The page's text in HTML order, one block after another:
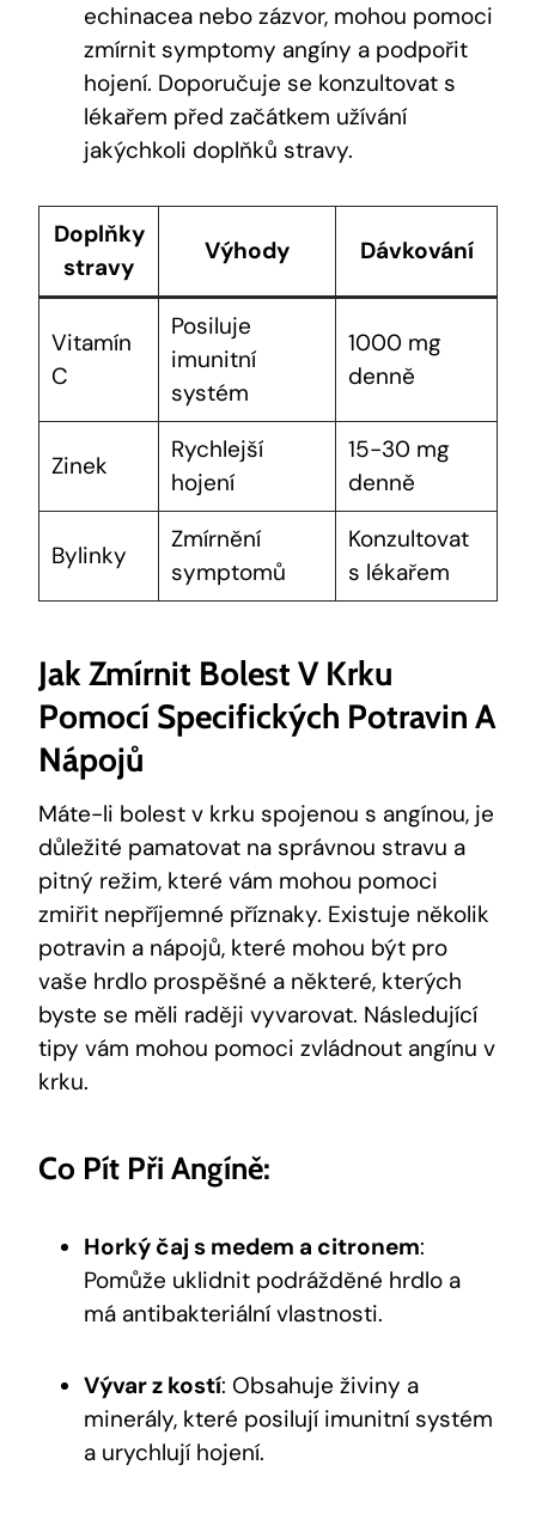
echinacea nebo zázvor, mohou pomoci
zmírnit symptomy angíny a podpořit
hojení. Doporučuje se konzultovat s
lékařem před začátkem užívání
jakýchkoli doplňků stravy.
Doplňky
stravy
Výhody Dávkování
Vitamín
C
Posiluje
imunitní
systém
1000 mg
denně
Zinek
Rychlejší
hojení
15-30 mg
denně
Bylinky
Zmírnění
symptomů
Konzultovat
s lékařem
Jak Zmírnit Bolest V Krku
Pomocí Specifických Potravin A
Nápojů
Máte-li bolest v krku spojenou s angínou, je
důležité pamatovat na správnou stravu a
pitný režim, které vám mohou pomoci
zmiřit nepříjemné příznaky. Existuje několik
potravin a nápojů, které mohou být pro
vaše hrdlo prospěšné a některé, kterých
byste se měli raději vyvarovat. Následující
tipy vám mohou pomoci zvládnout angínu v
krku.
Co Pít Při Angíně:
Horký čaj s medem a citronem:
Pomůže uklidnit podrážděné hrdlo a
má antibakteriální vlastnosti.
Vývar z kostí: Obsahuje živiny a
minerály, které posilují imunitní systém
a urychlují hojení.